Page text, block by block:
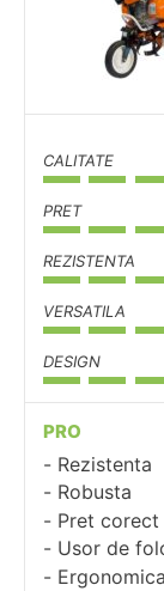
CALITATE
PRET
REZISTENTA
VERSATILA
DESIGN
PRO
Rezistenta
Robusta
Pret corect
Usor de
Ergonomica